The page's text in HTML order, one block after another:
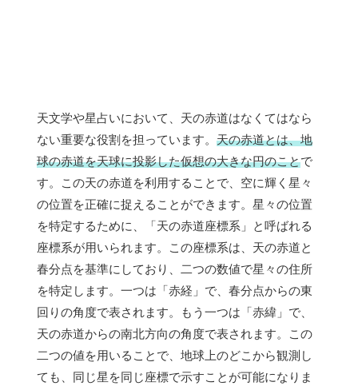
天文学や星占いにおいて、天の赤道はなくてはなら
ない重要な役割を担っています。 天の赤道とは、地
球の赤道を天球に投影した仮想の大きな円のことで
す。この天の赤道を利用することで、空に輝く星々
の位置を正確に捉えることができます。星々の位置
を特定するために、「天の赤道座標系」と呼ばれる
座標系が用いられます。この座標系は、天の赤道と
春分点を基準にしており、二つの数値で星々の住所
を特定します。一つは「赤経」で、春分点からの東
回りの角度で表されます。もう一つは「赤緯」で、
天の赤道からの南北方向の角度で表されます。この
二つの値を用いることで、地球上のどこから観測し
ても、同じ星を同じ座標で示すことが可能になりま